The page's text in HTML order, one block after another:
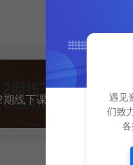
遇见
们致